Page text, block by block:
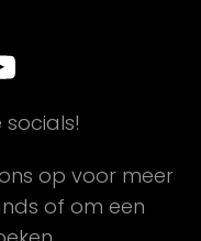
op voor meer
of om een